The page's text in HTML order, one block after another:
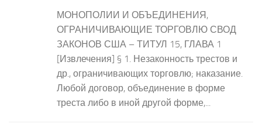
МОНОПОЛИИ И ОБЪЕДИНЕНИЯ,
ОГРАНИЧИВАЮЩИЕ ТОРГОВЛЮ СВОД
ЗАКОНОВ США – ТИТУЛ 15, ГЛАВА 1
[Извлечения] § 1. Незаконность трестов и
др., ограничивающих торговлю; наказание.
Любой договор, объединение в форме
треста либо в иной другой форме,...